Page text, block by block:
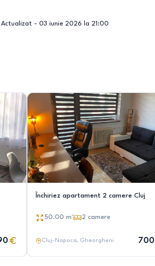
Actualizat - 03 iunie 2026 la 21:00
Închiriez apartament 2 camere Cluj
50.00 m² 2 camere
Cluj-Napoca, Gheorgheni 700